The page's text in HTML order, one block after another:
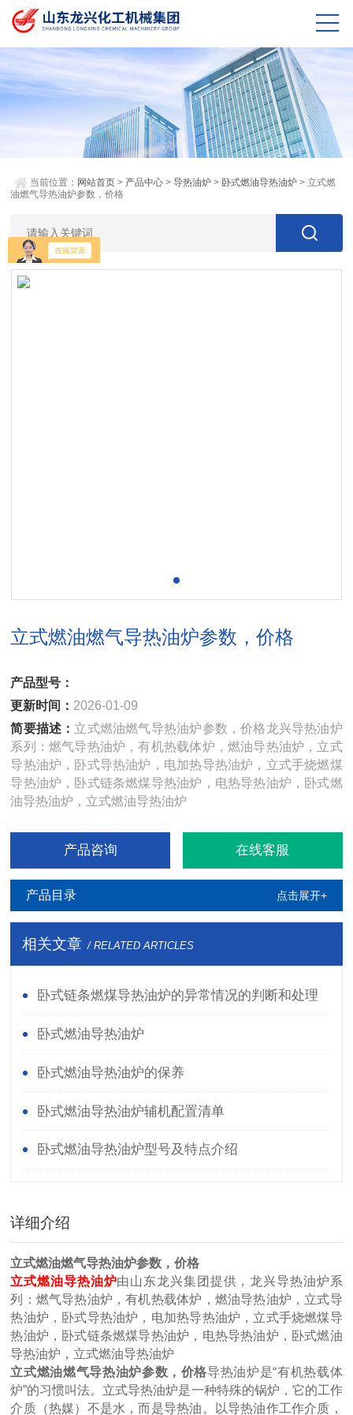
当前位置： 网站首页 > 产品中心 >导热油炉 > 卧式燃油导热油炉 > 立式燃
油燃气导热油炉参数，价格
立式燃油燃气导热油炉参数，价格
产品型号：
更新时间： 2026-01-09
简要描述： 立式燃油燃气导热油炉参数，价格龙兴导热油炉
系列：燃气导热油炉，有机热载体炉，燃油导热油炉，立式
导热油炉，卧式导热油炉，电加热导热油炉，立式手烧燃煤
导热油炉，卧式链条燃煤导热油炉，电热导热油炉，卧式燃
油导热油炉，立式燃油导热油炉
产品咨询 在线客服
产品目录 点击展开+
相关文章 / RELATED ARTICLES
卧式链条燃煤导热油炉的异常情况的判断和处理
卧式燃油导热油炉
卧式燃油导热油炉的保养
卧式燃油导热油炉辅机配置清单
卧式燃油导热油炉型号及特点介绍
详细介绍
立式燃油燃气导热油炉参数，价格
立式燃油导热油炉由山东龙兴集团提供，龙兴导热油炉系
列：燃气导热油炉，有机热载体炉，燃油导热油炉，立式导
热油炉，卧式导热油炉，电加热导热油炉，立式手烧燃煤导
热油炉，卧式链条燃煤导热油炉，电热导热油炉，卧式燃油
导热油炉，立式燃油导热油炉
立式燃油燃气导热油炉参数，价格导热油炉是“有机热载体
炉”的习惯叫法。立式导热油炉是一种特殊的锅炉，它的工作
介质（热媒）不是水，而是导热油。以导热油作工作介质，